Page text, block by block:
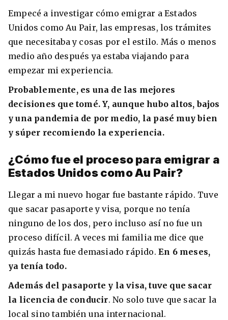
Empecé a investigar cómo emigrar a Estados
Unidos como Au Pair, las empresas, los trámites
que necesitaba y cosas por el estilo. Más o menos
medio año después ya estaba viajando para
empezar mi experiencia.
Probablemente, es una de las mejores
decisiones que tomé. Y, aunque hubo altos, bajos
y una pandemia de por medio, la pasé muy bien
y súper recomiendo la experiencia.
¿Cómo fue el proceso para emigrar a
Estados Unidos como Au Pair?
Llegar a mi nuevo hogar fue bastante rápido. Tuve
que sacar pasaporte y visa, porque no tenía
ninguno de los dos, pero incluso así no fue un
proceso difícil. A veces mi familia me dice que
quizás hasta fue demasiado rápido. En 6 meses,
ya tenía todo.
Además del pasaporte y la visa, tuve que sacar
la licencia de conducir. No solo tuve que sacar la
local sino también una internacional.